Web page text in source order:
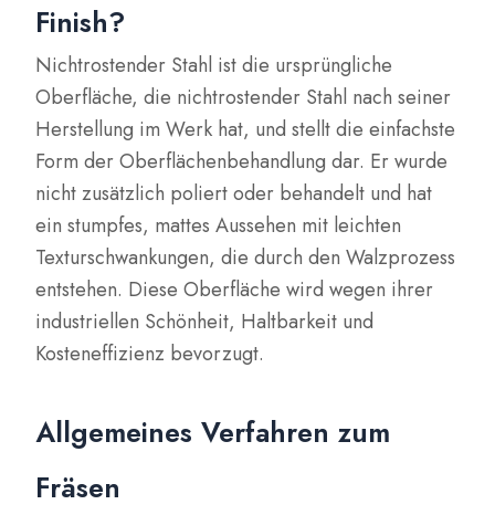
Finish?
Nichtrostender Stahl ist die ursprüngliche
Oberfläche, die nichtrostender Stahl nach seiner
Herstellung im Werk hat, und stellt die einfachste
Form der Oberflächenbehandlung dar. Er wurde
nicht zusätzlich poliert oder behandelt und hat
ein stumpfes, mattes Aussehen mit leichten
Texturschwankungen, die durch den Walzprozess
entstehen. Diese Oberfläche wird wegen ihrer
industriellen Schönheit, Haltbarkeit und
Kosteneffizienz bevorzugt.
Allgemeines Verfahren zum
Fräsen